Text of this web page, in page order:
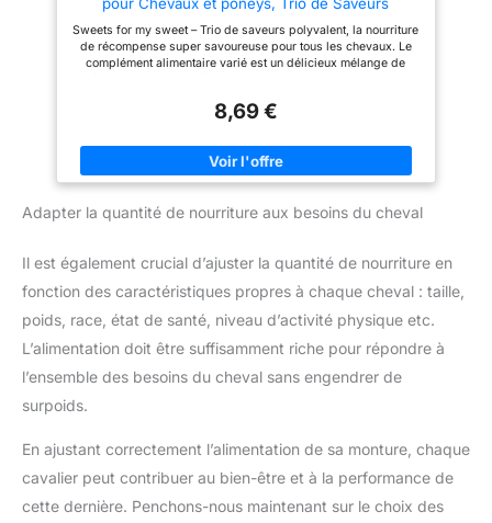
bouteille de 1 litre de sirop
bronchial pour chevaux est
fortement dosée et donc très
économique. Seulement 20 ml
couvrir les besoins quotidiens
FABRIQUÉ EN ALLEMAGNE -
production de masse
Annimally sont fabriqués en
produit Annimally est mis sur le
pour Chevaux et poneys, Trio de Saveurs
Pratique (1 kg)
Sweets for my sweet – Trio de saveurs polyvalent, la nourriture
de récompense super savoureuse pour tous les chevaux. Le
complément alimentaire varié est un délicieux mélange de
récompense SPEED particulièrement savoureuse et digeste.
pas ou ne colle pas. Pour toutes les occasions : idéal comme
récompense, motivation à l'entraînement ou tout simplement
pour un accueil au paddock.
8,69 €
Adapter la quantité de nourriture aux besoins du cheval
Il est également crucial d’ajuster la quantité de nourriture en
fonction des caractéristiques propres à chaque cheval : taille,
poids, race, état de santé, niveau d’activité physique etc.
L’alimentation doit être suffisamment riche pour répondre à
l’ensemble des besoins du cheval sans engendrer de
surpoids.
En ajustant correctement l’alimentation de sa monture, chaque
cavalier peut contribuer au bien-être et à la performance de
cette dernière. Penchons-nous maintenant sur le choix des